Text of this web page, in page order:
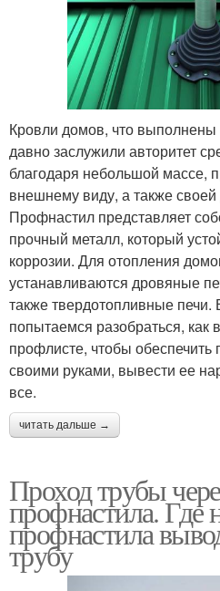
Кровли домов, что
давно заслужили авторитет
благодаря небольшой массе,
внешнему виду, а также своей
Профнастил представляет
прочный металл, который
коррозии. Для отопления
устанавливаются дровяные
также твердотопливные печи.
попытаемся разобраться, как
профлисте, чтобы обеспечить
своими руками, вывести ее
все.
читать дальше →
Проход трубы
профнастила. Где
профнастила
трубу